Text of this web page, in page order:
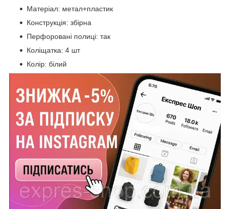
Матеріал: метал+пластик
Конструкція: збірна
Перфоровані полиці: так
Коліщатка: 4 шт
Колір: білий